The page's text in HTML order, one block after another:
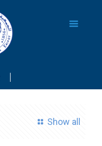
Show all